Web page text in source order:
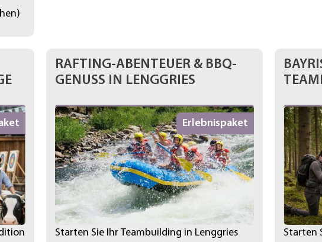
RAFTING-ABENTEUER & BBQ-
GENUSS IN LENGGRIES
Erlebnispaket
Starten Sie Ihr Teambuilding in Lenggries
Starten